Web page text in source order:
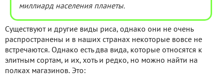
миллиард населения планеты.
Существуют и другие виды риса, однако они не очень
распространены и в наших странах некоторые вовсе не
встречаются. Однако есть два вида, которые относятся к
элитным сортам, и их, хоть и редко, но можно найти на
полках магазинов. Это: